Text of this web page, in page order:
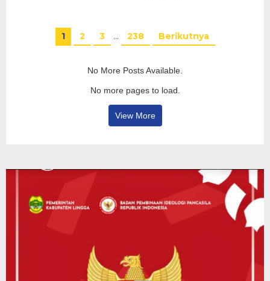
1 2 3 … 238 Berikutnya
No More Posts Available.
No more pages to load.
View More